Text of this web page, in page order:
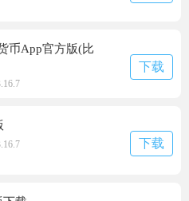
币App官方版(比
下载
下载